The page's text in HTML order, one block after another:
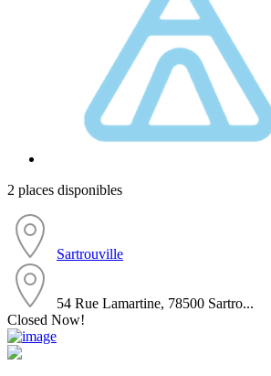
2 places disponibles
Sartrouville
54 Rue Lamartine, 78500 Sartro...
Closed Now!